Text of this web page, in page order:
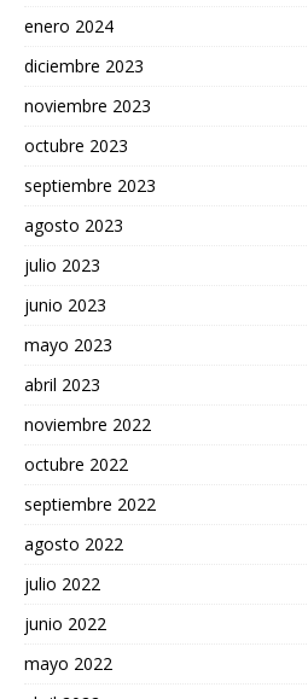
enero 2024
diciembre 2023
noviembre 2023
octubre 2023
septiembre 2023
agosto 2023
julio 2023
junio 2023
mayo 2023
abril 2023
noviembre 2022
octubre 2022
septiembre 2022
agosto 2022
julio 2022
junio 2022
mayo 2022